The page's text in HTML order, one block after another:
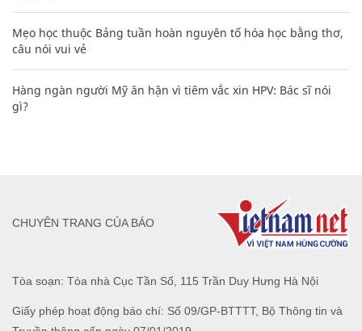
Mẹo học thuộc Bảng tuần hoàn nguyên tố hóa học bằng thơ,
câu nói vui vẻ
Hàng ngàn người Mỹ ân hận vì tiêm vắc xin HPV: Bác sĩ nói
gì?
Tòa soạn: Tòa nhà Cục Tần Số, 115 Trần Duy Hưng Hà Nội
Giấy phép hoạt động báo chí: Số 09/GP-BTTTT, Bộ Thông tin và
CHUYÊN TRANG CỦA BÁO